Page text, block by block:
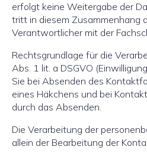
erfolgt keine Weitergabe der
tritt in diesem Zusammenhang
Verantwortlicher mit der
Rechtsgrundlage für die
Abs. 1 lit. a DSGVO
Sie bei Absenden des
eines Häkchens und bei
durch das Absenden.
Die Verarbeitung der
allein der Bearbeitung der